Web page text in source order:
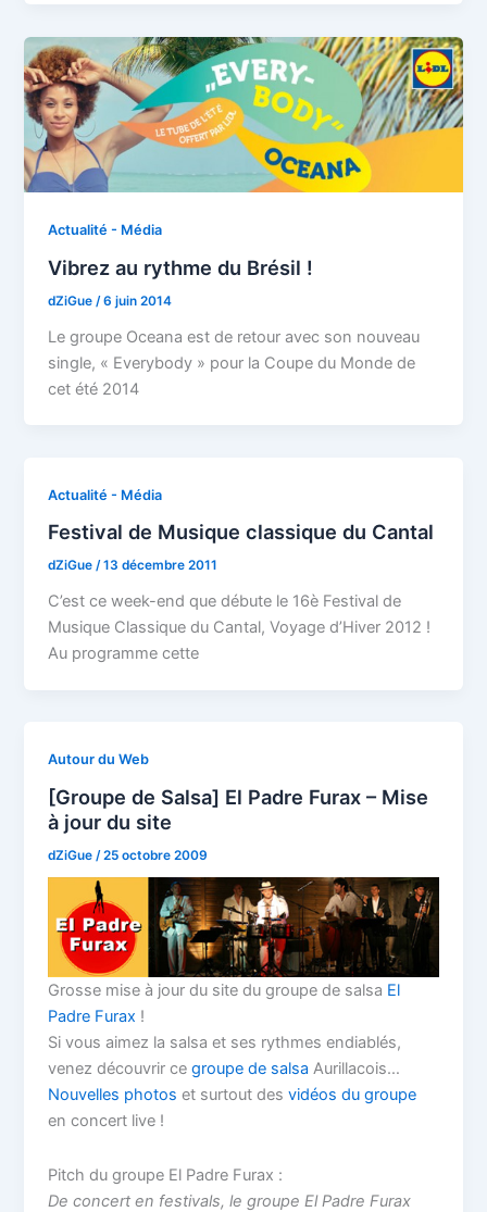
Actualité - Média
Vibrez au rythme du Brésil !
dZiGue /6 juin 2014
Le groupe Oceana est de retour avec son nouveau
single, « Everybody » pour la Coupe du Monde de
cet été 2014
Actualité - Média
Festival de Musique classique du Cantal
dZiGue/13 décembre 2011
C’est ce week-end que débute le 16è Festival de
Musique Classique du Cantal, Voyage d’Hiver 2012 !
Au programme cette
Autour du Web
[Groupe de Salsa] El Padre Furax – Mise
à jour du site
dZiGue /25 octobre 2009
Grosse mise à jour du site du groupe de salsa El
Padre Furax !
Si vous aimez la salsa et ses rythmes endiablés,
venez découvrir cegroupe de salsa Aurillacois…
Nouvelles photos et surtout desvidéos du groupe
en concert live !
Pitch du groupe El Padre Furax :
De concert en festivals, le groupe El Padre Furax